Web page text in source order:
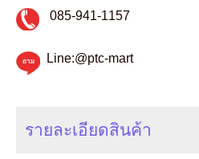
085-941-1157
Line:@ptc-mart
รายละเอียดสินค้า